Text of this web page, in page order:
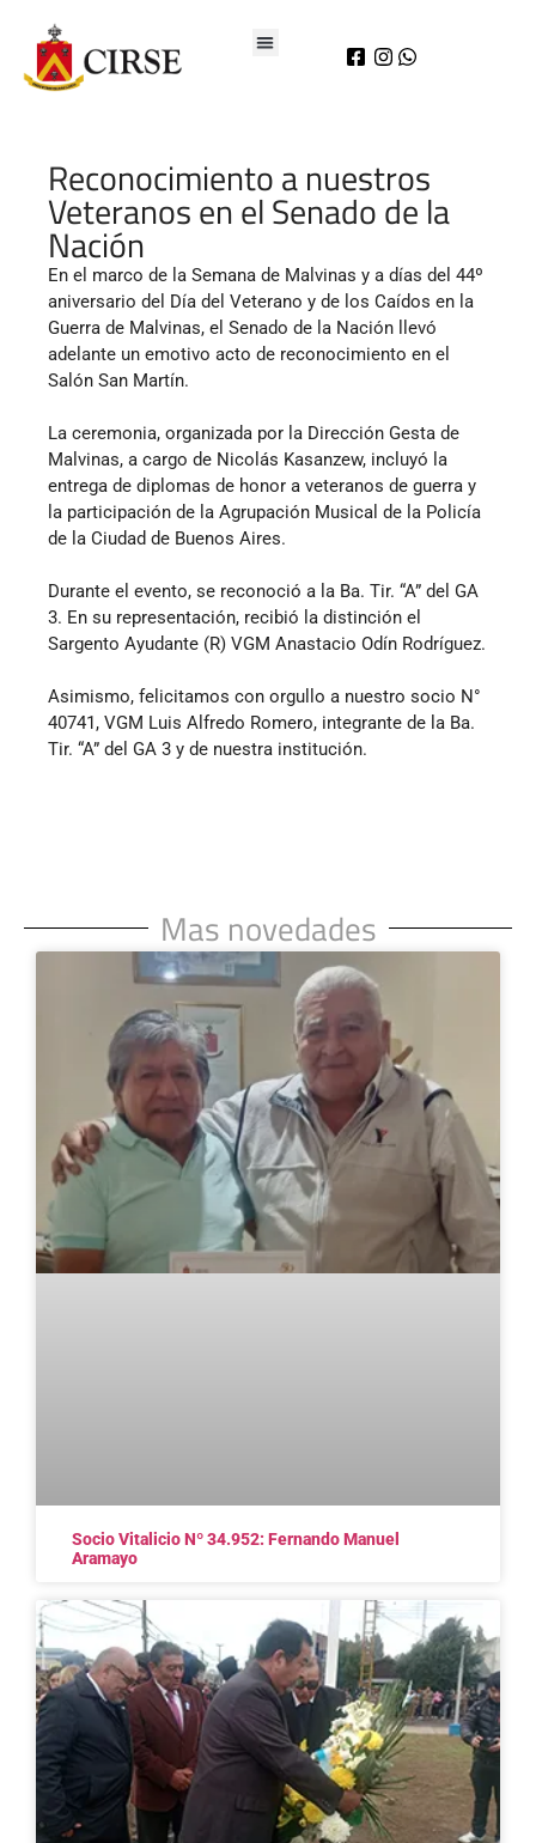
Reconocimiento a nuestros
Veteranos en el Senado de la
Nación
En el marco de la Semana de Malvinas y a días del 44º
aniversario del Día del Veterano y de los Caídos en la
Guerra de Malvinas, el Senado de la Nación llevó
adelante un emotivo acto de reconocimiento en el
Salón San Martín.
La ceremonia, organizada por la Dirección Gesta de
Malvinas, a cargo de Nicolás Kasanzew, incluyó la
entrega de diplomas de honor a veteranos de guerra y
la participación de la Agrupación Musical de la Policía
de la Ciudad de Buenos Aires.
Durante el evento, se reconoció a la Ba. Tir. “A” del GA
3. En su representación, recibió la distinción el
Sargento Ayudante (R) VGM Anastacio Odín Rodríguez.
Asimismo, felicitamos con orgullo a nuestro socio N°
40741, VGM Luis Alfredo Romero, integrante de la Ba.
Tir. “A” del GA 3 y de nuestra institución.
Mas novedades
Socio Vitalicio Nº 34.952: Fernando Manuel
Aramayo